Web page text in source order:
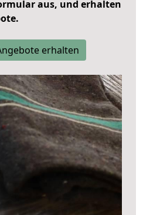
aus, und erhalten
erhalten